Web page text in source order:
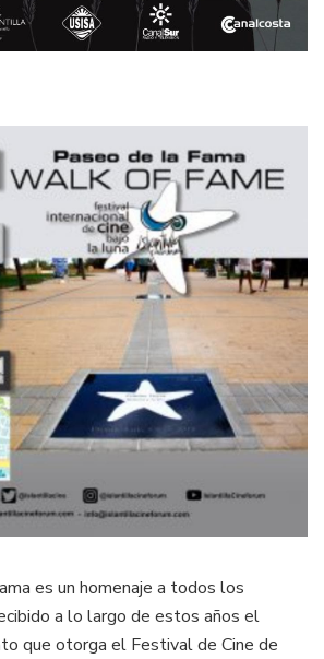
es un homenaje a todos los
a lo largo de estos años el
que otorga el Festival de Cine de